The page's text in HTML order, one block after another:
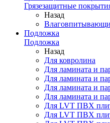
Грязезащитные
Назад
Подложка
Подложка
Назад
Для ковролина
Для ламината и
Для ламината и
Для ламината и
Для ламината и
Для LVT ПВХ
Для LVT ПВХ